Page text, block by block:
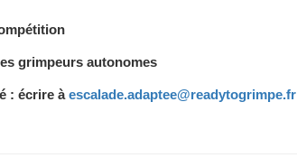
grimpeurs autonomes
: écrire àescalade.adaptee@readytogrimpe.fr